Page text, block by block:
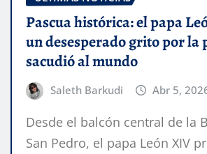
Pascua histórica: el papa
un desesperado grito por la
sacudió al mundo
Saleth Barkudi Abr 5,
Desde el balcón central de la
San Pedro, el papa León XIV